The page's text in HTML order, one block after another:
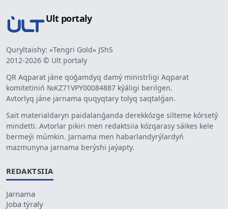
Ult portaly
Quryltaishy: «Tengri Gold» JShS
2012-2026 © Ult portaly
QR Aqparat jáne qoǵamdyq damý ministrligi Aqparat
komitetiniń №KZ71VPY00084887 kýáligi berilgen.
Avtorlyq jáne jarnama quqyqtary tolyq saqtalǵan.
Sait materialdaryn paidalanǵanda derekkózge silteme kórsetý
mindetti. Avtorlar pikiri men redaktsiia kózqarasy sáikes kele
bermeýi múmkin. Jarnama men habarlandyrýlardyń
mazmunyna jarnama berýshi jaýapty.
REDAKTSIIA
Jarnama
Joba týraly